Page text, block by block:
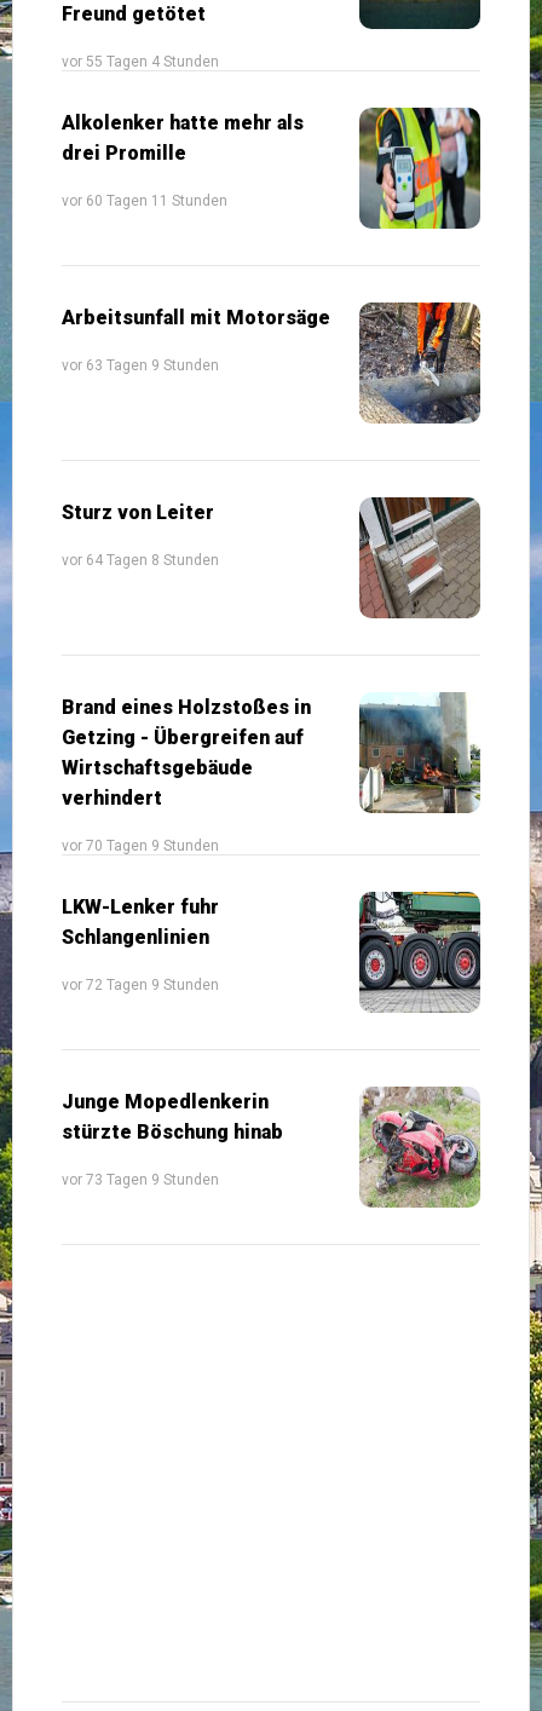
Freund getötet
vor 55 Tagen 4 Stunden
Alkolenker hatte mehr als
drei Promille
vor 60 Tagen 11 Stunden
Arbeitsunfall mit Motorsäge
vor 63 Tagen 9 Stunden
Sturz von Leiter
vor 64 Tagen 8 Stunden
Brand eines Holzstoßes in
Getzing - Übergreifen auf
Wirtschaftsgebäude
verhindert
vor 70 Tagen 9 Stunden
LKW-Lenker fuhr
Schlangenlinien
vor 72 Tagen 9 Stunden
Junge Mopedlenkerin
stürzte Böschung hinab
vor 73 Tagen 9 Stunden